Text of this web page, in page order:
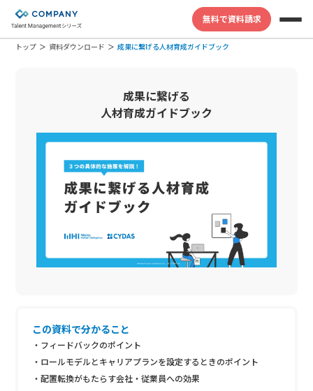
無料で資料請求
トップ 資料ダウンロード 成果に繋げる人材育成ガイドブック
成果に繋げる
人材育成ガイドブック
この資料で分かること
・フィードバックのポイント
・ロールモデルとキャリアプランを設定するときのポイント
・配置転換がもたらす会社・従業員への効果